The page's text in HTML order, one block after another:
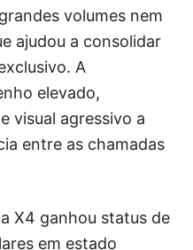
volumes nem
ajudou a consolidar
A
elevado,
visual agressivo a
entre as chamadas
X4 ganhou status de
em estado